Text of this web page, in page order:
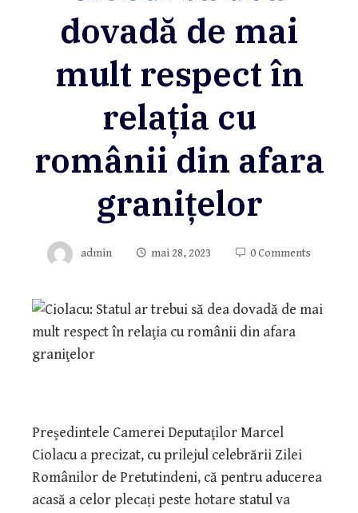
dovadă de mai
mult respect în
relaţia cu
românii din afara
graniţelor
admin mai 28, 2023 0 Comments
Preşedintele Camerei Deputaţilor Marcel
Ciolacu a precizat, cu prilejul celebrării Zilei
Românilor de Pretutindeni, că pentru aducerea
acasă a celor plecați peste hotare statul va